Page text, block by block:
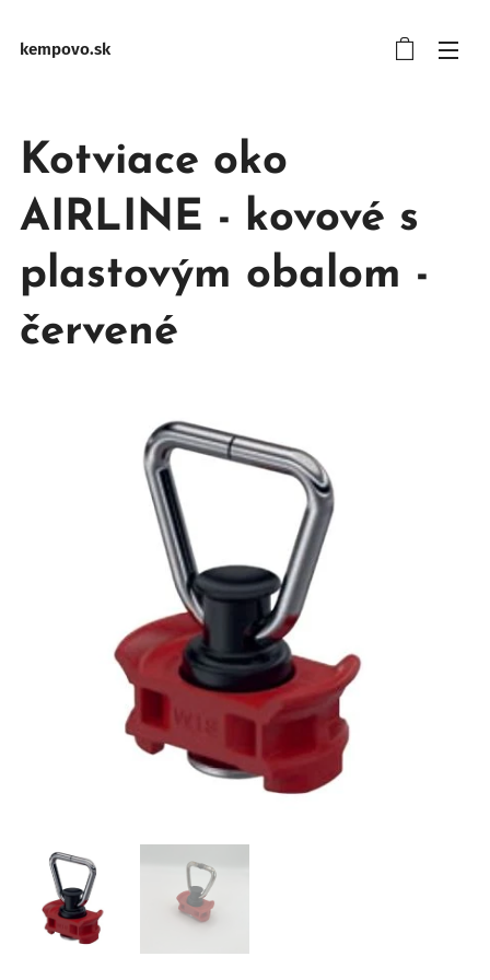
kempovo.sk
Kotviace oko
AIRLINE - kovové s
plastovým obalom -
červené